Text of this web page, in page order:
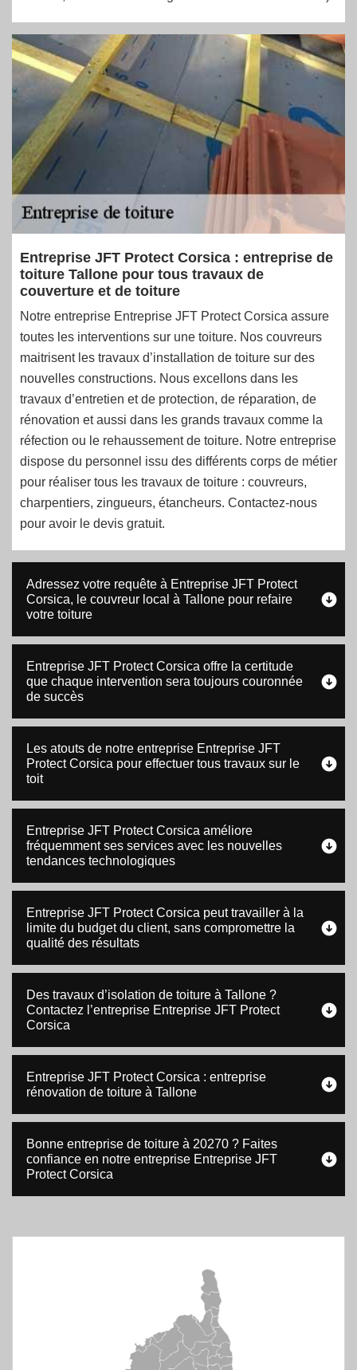
Entreprise JFT Protect Corsica : entreprise de
toiture Tallone pour tous travaux de
couverture et de toiture
Notre entreprise Entreprise JFT Protect Corsica assure
toutes les interventions sur une toiture. Nos couvreurs
maitrisent les travaux d’installation de toiture sur des
nouvelles constructions. Nous excellons dans les
travaux d’entretien et de protection, de réparation, de
rénovation et aussi dans les grands travaux comme la
réfection ou le rehaussement de toiture. Notre entreprise
dispose du personnel issu des différents corps de métier
pour réaliser tous les travaux de toiture : couvreurs,
charpentiers, zingueurs, étancheurs. Contactez-nous
pour avoir le devis gratuit.
Adressez votre requête à Entreprise JFT Protect
Corsica, le couvreur local à Tallone pour refaire
votre toiture
Entreprise JFT Protect Corsica offre la certitude
que chaque intervention sera toujours couronnée
de succès
Les atouts de notre entreprise Entreprise JFT
Protect Corsica pour effectuer tous travaux sur le
toit
Entreprise JFT Protect Corsica améliore
fréquemment ses services avec les nouvelles
tendances technologiques
Entreprise JFT Protect Corsica peut travailler à la
limite du budget du client, sans compromettre la
qualité des résultats
Des travaux d’isolation de toiture à Tallone ?
Contactez l’entreprise Entreprise JFT Protect
Corsica
Entreprise JFT Protect Corsica : entreprise
rénovation de toiture à Tallone
Bonne entreprise de toiture à 20270 ? Faites
confiance en notre entreprise Entreprise JFT
Protect Corsica